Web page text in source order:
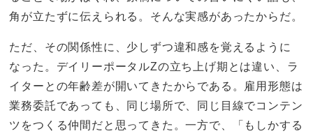
角が立たずに伝えられる。そんな実感があったからだ。
ただ、その関係性に、少しずつ違和感を覚えるように
なった。デイリーポータルZの立ち上げ期とは違い、ラ
イターとの年齢差が開いてきたからである。雇用形態は
業務委託であっても、同じ場所で、同じ目線でコンテン
ツをつくる仲間だと思ってきた。一方で、「もしかする